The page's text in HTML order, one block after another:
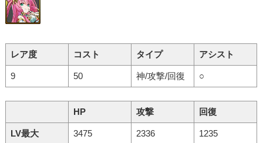
レア度 コスト タイプ アシスト
9 50 神/攻撃/回復 ○
HP 攻撃 回復
LV最大 3475 2336 1235